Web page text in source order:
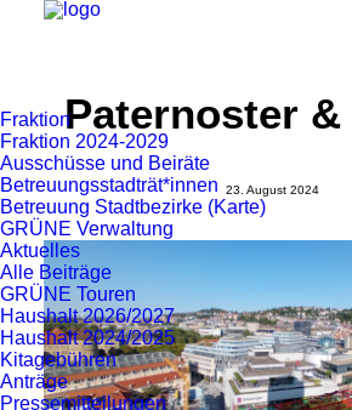
Fraktion
Fraktion 2024-2029
Ausschüsse und Beiräte
Betreuungsstadträt*innen
Betreuung Stadtbezirke (Karte)
GRÜNE Verwaltung
Aktuelles
Alle Beiträge
GRÜNE Touren
Haushalt 2026/2027
Haushalt 2024/2025
Kitagebühren
Anträge
Pressemitteilungen
Paternoster
23. August 2024